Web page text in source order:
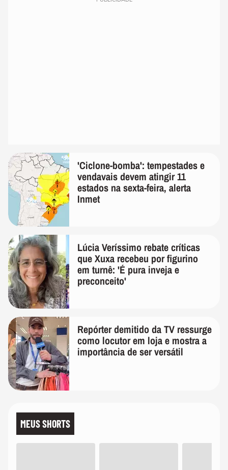
'Ciclone-bomba': tempestades e
vendavais devem atingir 11
estados na sexta-feira, alerta
Inmet
Lúcia Veríssimo rebate críticas
que Xuxa recebeu por figurino
em turnê: 'É pura inveja e
preconceito'
Repórter demitido da TV ressurge
como locutor em loja e mostra a
importância de ser versátil
MEUS SHORTS